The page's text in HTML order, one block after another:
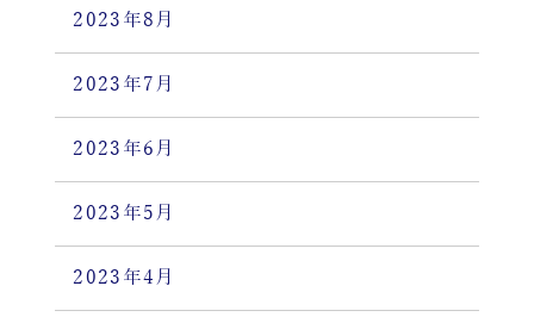
2023年8月
2023年7月
2023年6月
2023年5月
2023年4月